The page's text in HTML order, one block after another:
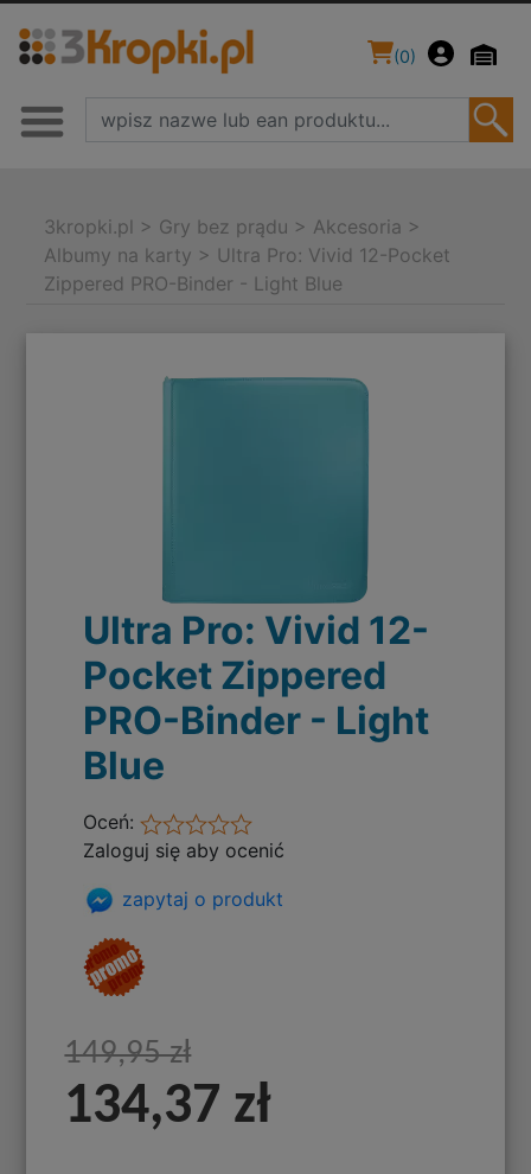
(0)
3kropki.pl > Gry bez prądu > Akcesoria >
Albumy na karty > Ultra Pro: Vivid 12-Pocket
Zippered PRO-Binder - Light Blue
Ultra Pro: Vivid 12-
Pocket Zippered
PRO-Binder - Light
Blue
Oceń:
Zaloguj się aby ocenić
zapytaj o produkt
149,95 zł
134,37 zł